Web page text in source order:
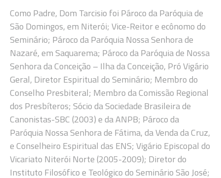
Como Padre, Dom Tarcisio foi Pároco da Paróquia de
São Domingos, em Niterói; Vice-Reitor e ecônomo do
Seminário; Pároco da Paróquia Nossa Senhora de
Nazaré, em Saquarema; Pároco da Paróquia de Nossa
Senhora da Conceição – Ilha da Conceição, Pró Vigário
Geral, Diretor Espiritual do Seminário; Membro do
Conselho Presbiteral; Membro da Comissão Regional
dos Presbíteros; Sócio da Sociedade Brasileira de
Canonistas-SBC (2003) e da ANPB; Pároco da
Paróquia Nossa Senhora de Fátima, da Venda da Cruz,
e Conselheiro Espiritual das ENS; Vigário Episcopal do
Vicariato Niterói Norte (2005-2009); Diretor do
Instituto Filosófico e Teológico do Seminário São José;